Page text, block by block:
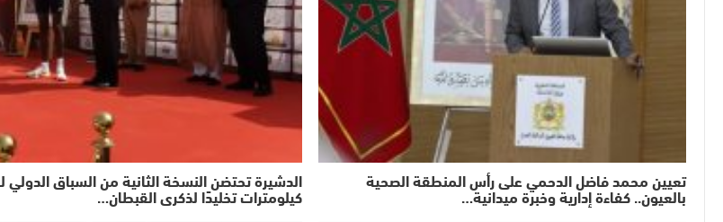
تعيين محمد فاضل الدحمي على رأس المنطقة الصحية
بالعيون.. كفاءة إدارية وخبرة ميدانية… كيلومترات تخليدًا لذكرى القبطان…